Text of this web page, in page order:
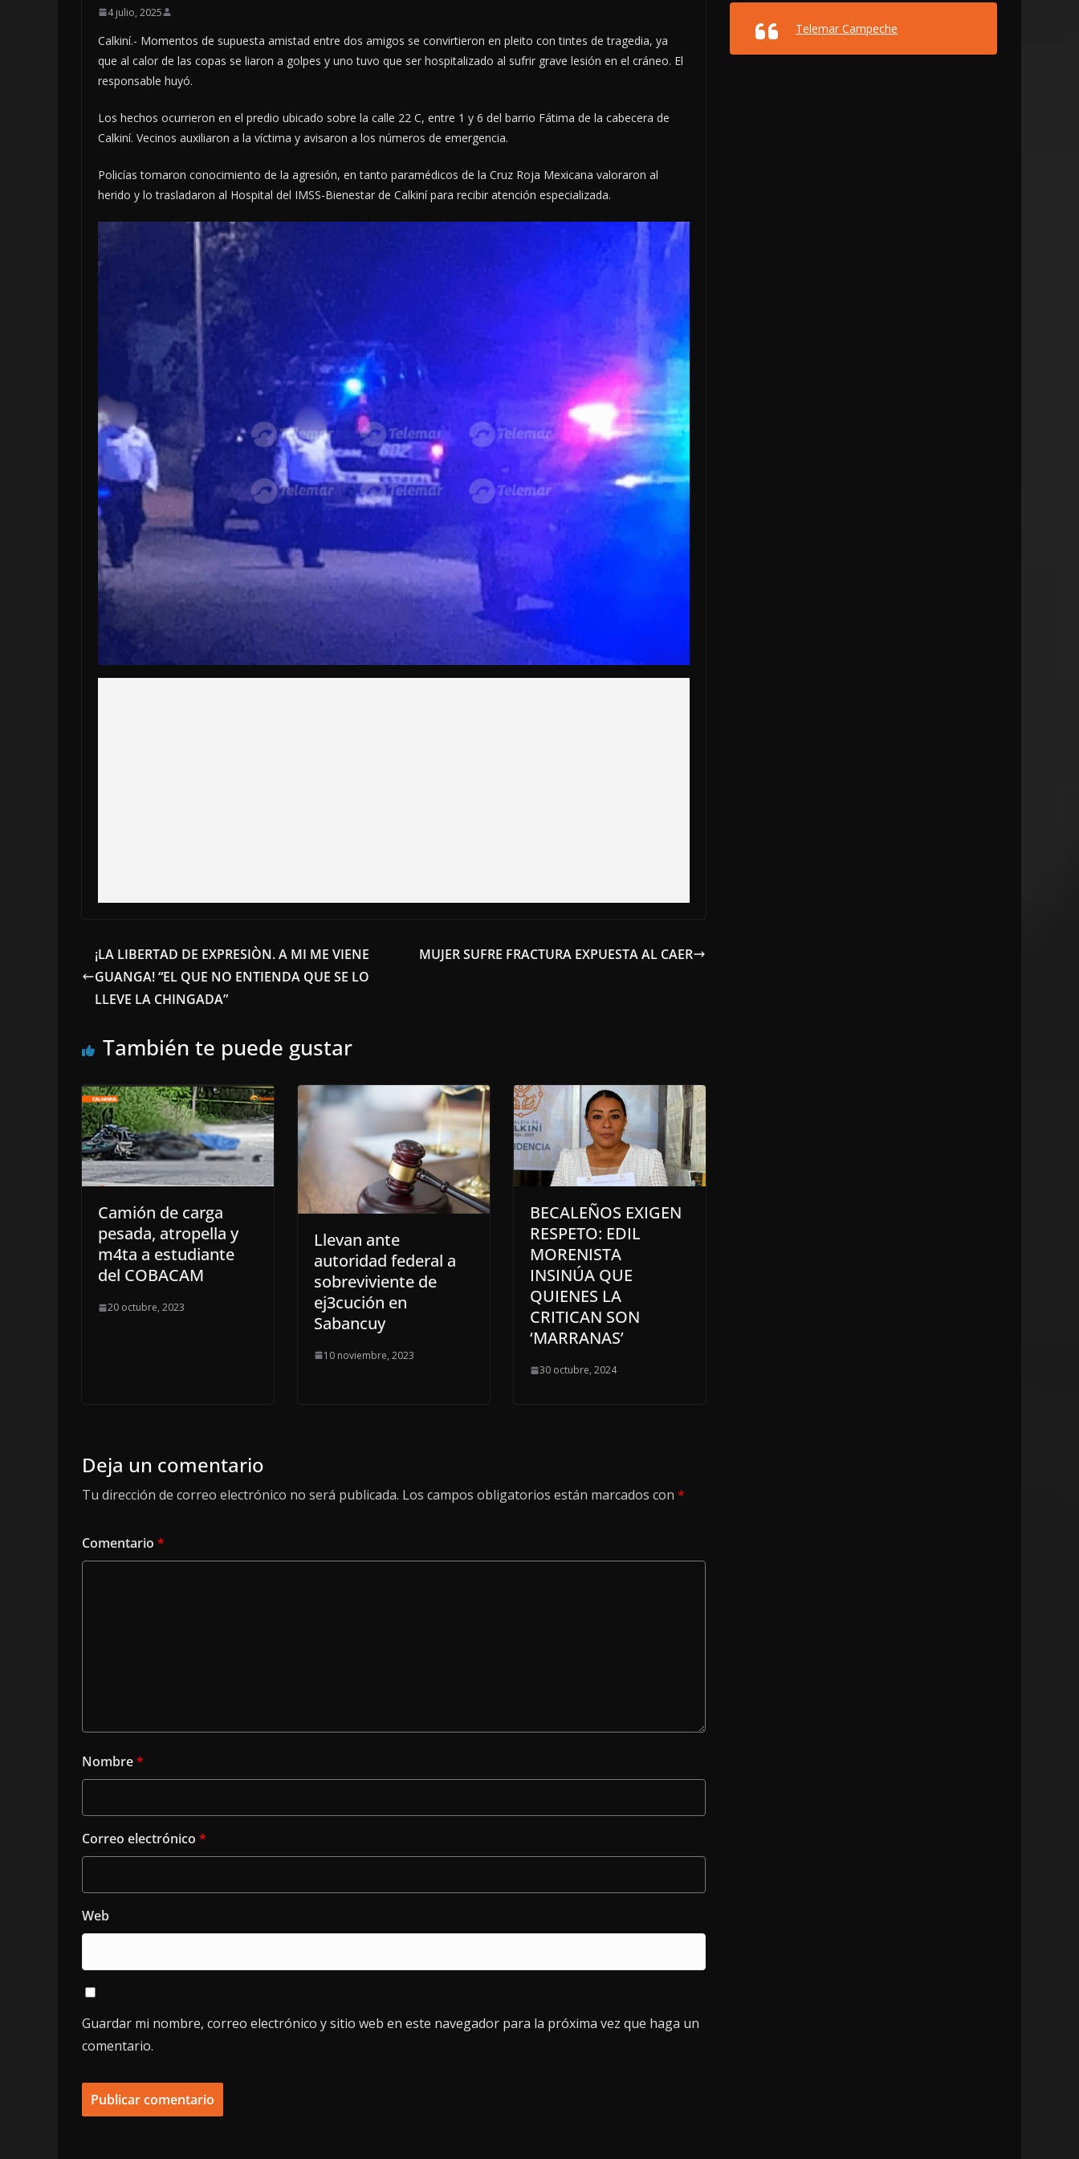
4 julio, 2025
Calkiní.- Momentos de supuesta amistad entre dos amigos se convirtieron en pleito con tintes de tragedia, ya
que al calor de las copas se liaron a golpes y uno tuvo que ser hospitalizado al sufrir grave lesión en el cráneo. El
responsable huyó.
Los hechos ocurrieron en el predio ubicado sobre la calle 22 C, entre 1 y 6 del barrio Fátima de la cabecera de
Calkiní. Vecinos auxiliaron a la víctima y avisaron a los números de emergencia.
Policías tomaron conocimiento de la agresión, en tanto paramédicos de la Cruz Roja Mexicana valoraron al
herido y lo trasladaron al Hospital del IMSS-Bienestar de Calkiní para recibir atención especializada.
¡LA LIBERTAD DE EXPRESIÒN. A MI ME VIENE
GUANGA! “EL QUE NO ENTIENDA QUE SE LO
LLEVE LA CHINGADA”
MUJER SUFRE FRACTURA EXPUESTA AL CAER
También te puede gustar
Camión de carga
pesada, atropella y
m4ta a estudiante
del COBACAM
20 octubre, 2023
Llevan ante
autoridad federal a
sobreviviente de
ej3cución en
Sabancuy
10 noviembre, 2023
BECALEÑOS EXIGEN
RESPETO: EDIL
MORENISTA
INSINÚA QUE
QUIENES LA
CRITICAN SON
‘MARRANAS’
30 octubre, 2024
Deja un comentario
Tu dirección de correo electrónico no será publicada. Los campos obligatorios están marcados con *
Comentario *
Nombre*
Correo electrónico *
Web
Guardar mi nombre, correo electrónico y sitio web en este navegador para la próxima vez que haga un
comentario.
Telemar Campeche